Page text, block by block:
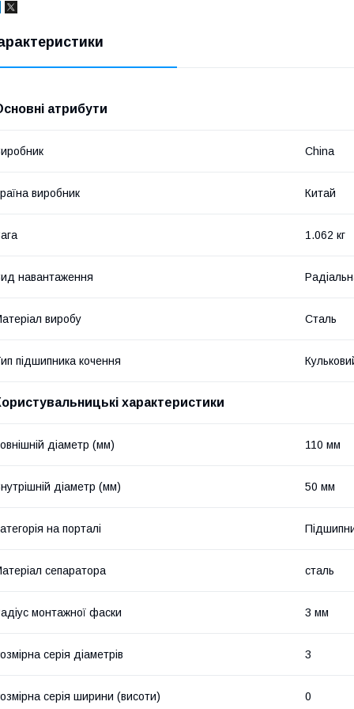
атрибути
China
виробник Китай
1.062 кг
навантаження
виробу Сталь
підшипника кочення
характеристики
діаметр (мм) 110 мм
діаметр (мм) 50 мм
на порталі
сепаратора сталь
монтажної фаски 3 мм
серія діаметрів 3
серія ширини (висоти) 0